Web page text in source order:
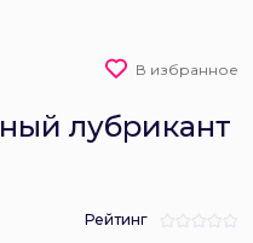
В избранное
лубрикант
Рейтинг